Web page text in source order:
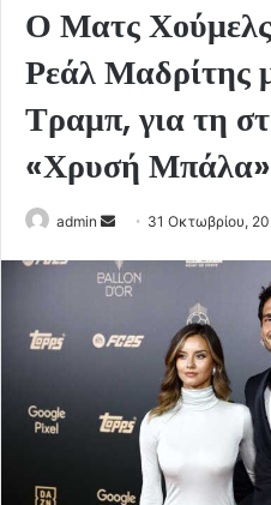
Ο Ματς
Ρεάλ Μαδρίτης
Τραμπ, για τη
«Χρυσή Μπάλα»
admin
Send
email
31 Οκτωβρίου,